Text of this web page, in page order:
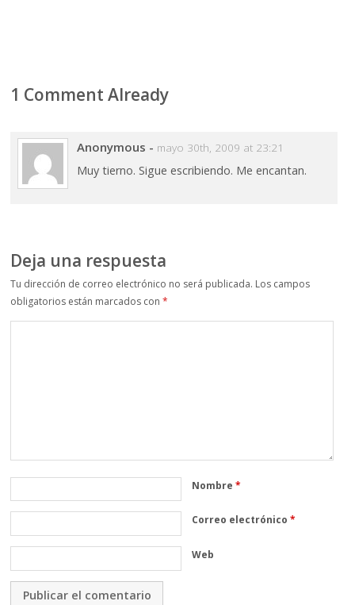
1 Comment Already
Anonymous - mayo 30th, 2009 at 23:21
Muy tierno. Sigue escribiendo. Me encantan.
Deja una respuesta
Tu dirección de correo electrónico no será publicada. Los campos
obligatorios están marcados con*
Nombre*
Correo electrónico*
Web